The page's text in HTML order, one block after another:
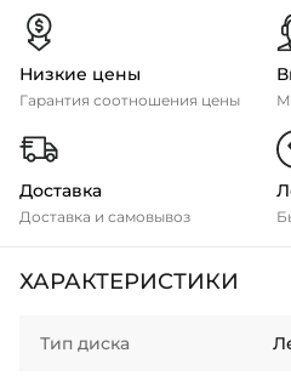
Низкие цены
Гарантия соотношения цены
Доставка
Доставка и самовывоз
ХАРАКТЕРИСТИКИ
Тип диска